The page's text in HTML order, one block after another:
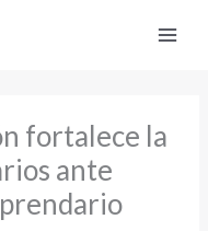
fortalece la
ante